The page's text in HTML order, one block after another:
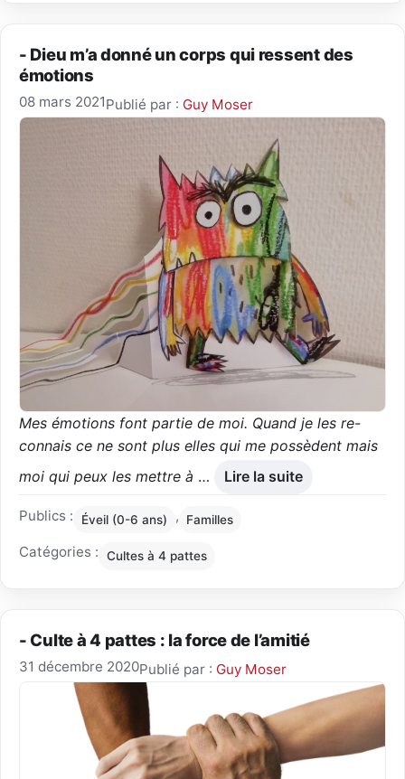
- Dieu m’a donné un corps qui ressent des
émotions
08 mars 2021Publié par : Guy Moser
Mes émotions font partie de moi. Quand je les re-
connais ce ne sont plus elles qui me possèdent mais
moi qui peux les mettre à … Lire la suite
Publics : Éveil (0-6 ans) , Familles
Catégories : Cultes à 4 pattes
- Culte à 4 pattes : la force de l’amitié
31 décembre 2020Publié par : Guy Moser